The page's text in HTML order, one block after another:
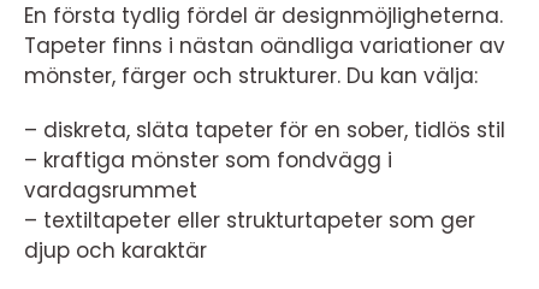
En första tydlig fördel är designmöjligheterna.
Tapeter finns i nästan oändliga variationer av
mönster, färger och strukturer. Du kan välja:
– diskreta, släta tapeter för en sober, tidlös stil
– kraftiga mönster som fondvägg i
vardagsrummet
– textiltapeter eller strukturtapeter som ger
djup och karaktär